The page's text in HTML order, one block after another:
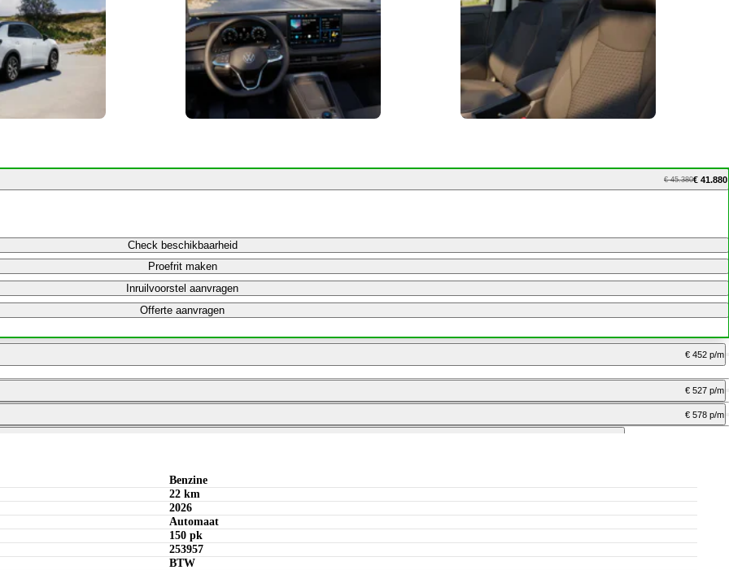
€ 45.380€ 41.880
Check beschikbaarheid
Proefrit maken
Inruilvoorstel aanvragen
Offerte aanvragen
€ 452 p/m
Bereken maandbedrag
Offerte aanvragen
€ 527 p/m
Bereken maandbedrag
€ 578 p/m
Offerte aanvragen
Benzine
22 km
2026
Automaat
150 pk
253957
BTW